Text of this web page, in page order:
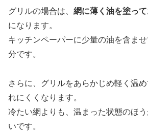
グリルの場合は、 網に薄く油を塗って
になります。
キッチンペーパーに少量の油を含ま
分です。
さらに、グリルをあらかじめ軽く温
れにくくなります。
冷たい網よりも、温まった状態のほ
いです。